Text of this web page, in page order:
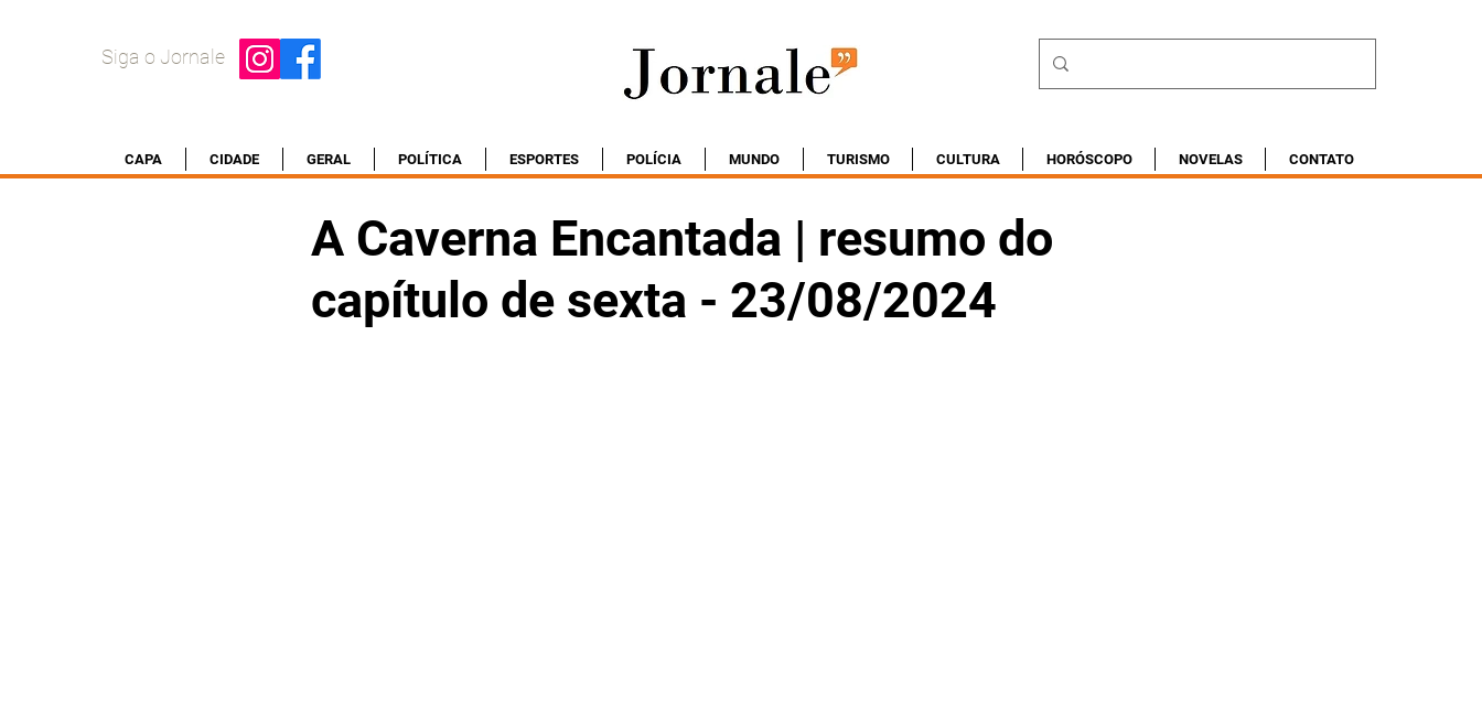
Siga o Jornale
CAPA CIDADE GERAL POLÍTICA ESPORTES POLÍCIA MUNDO TURISMO CULTURA HORÓSCOPO NOVELAS CONTATO
A Caverna Encantada | resumo do
capítulo de sexta - 23/08/2024